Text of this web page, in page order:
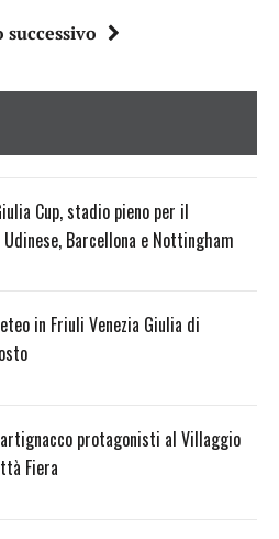
Cup, stadio pieno per il
Barcellona e Nottingham
in Friuli Venezia Giulia di
protagonisti al Villaggio
Fiera